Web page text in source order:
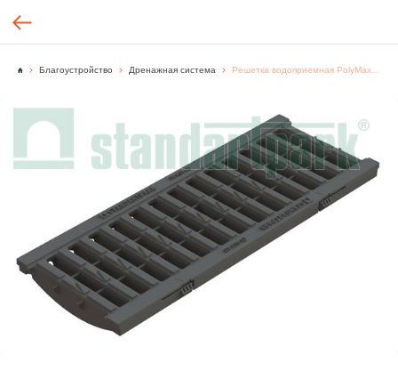
Благоустройство Дренажная система